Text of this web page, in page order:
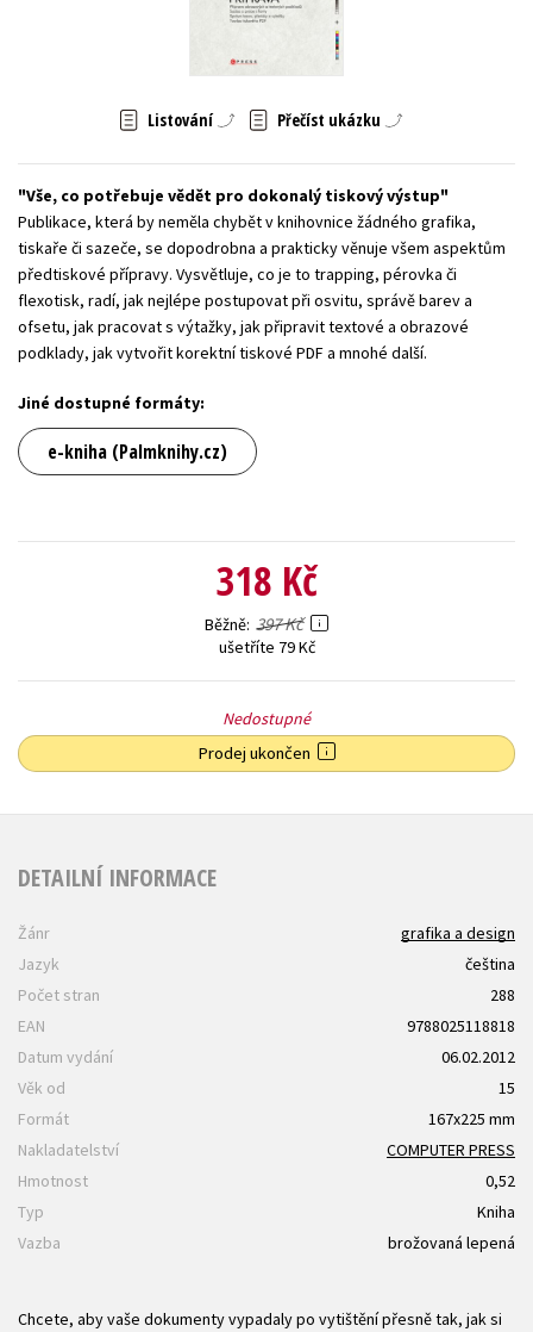
Listování Přečíst ukázku
Vše, co potřebuje vědět pro dokonalý tiskový výstup
Publikace, která by neměla chybět v knihovnice žádného grafika,
tiskaře či sazeče, se dopodrobna a prakticky věnuje všem aspektům
předtiskové přípravy. Vysvětluje, co je to trapping, pérovka či
flexotisk, radí, jak nejlépe postupovat při osvitu, správě barev a
ofsetu, jak pracovat s výtažky, jak připravit textové a obrazové
podklady, jak vytvořit korektní tiskové PDF a mnohé další.
Jiné dostupné formáty:
e-kniha (Palmknihy.cz)
318 Kč
Běžně 397 Kč
ušetříte 79 Kč
Nedostupné
Prodej ukončen
DETAILNÍ INFORMACE
Žánr
grafika a design
Jazyk
čeština
Počet stran
288
EAN
9788025118818
Datum vydání
06.02.2012
Věk od
15
Formát
167x225 mm
Nakladatelství
COMPUTER PRESS
Hmotnost
0,52
Typ
Kniha
Vazba
brožovaná lepená
Chcete, aby vaše dokumenty vypadaly po vytištění přesně tak, jak si